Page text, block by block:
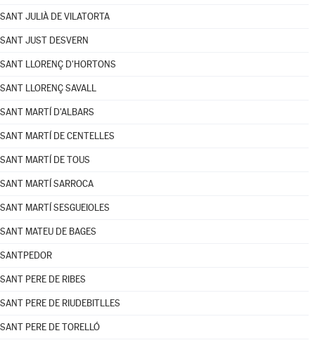
SANT JULIÀ DE VILATORTA
SANT JUST DESVERN
SANT LLORENÇ D'HORTONS
SANT LLORENÇ SAVALL
SANT MARTÍ D'ALBARS
SANT MARTÍ DE CENTELLES
SANT MARTÍ DE TOUS
SANT MARTÍ SARROCA
SANT MARTÍ SESGUEIOLES
SANT MATEU DE BAGES
SANTPEDOR
SANT PERE DE RIBES
SANT PERE DE RIUDEBITLLES
SANT PERE DE TORELLÓ